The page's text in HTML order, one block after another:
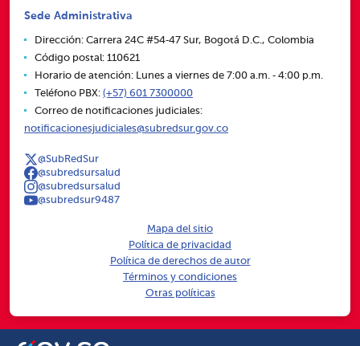
Sede Administrativa
Dirección: Carrera 24C #54‑47 Sur, Bogotá D.C., Colombia
Código postal: 110621
Horario de atención: Lunes a viernes de 7:00 a.m. ‑ 4:00 p.m.
Teléfono PBX: (+57) 601 7300000
Correo de notificaciones judiciales:
notificacionesjudiciales@subredsur.gov.co
@SubRedSur
@subredsursalud
@subredsursalud
@subredsur9487
Mapa del sitio
Política de privacidad
Política de derechos de autor
Términos y condiciones
Otras políticas